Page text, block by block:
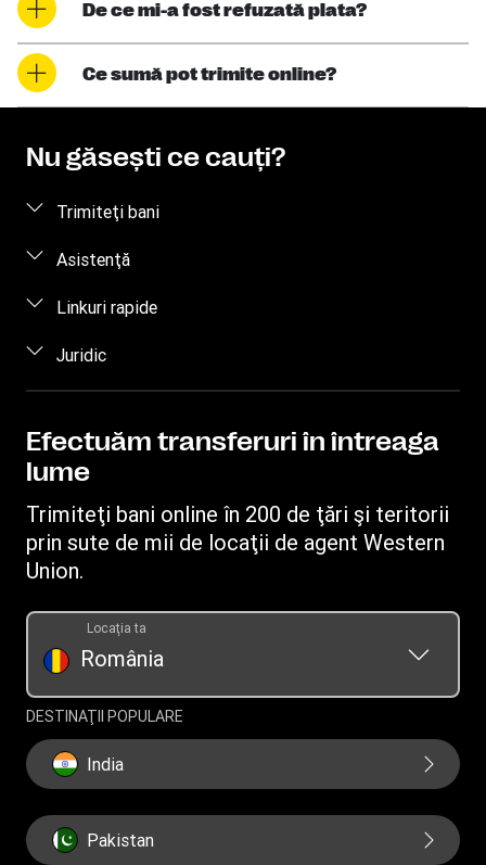
De ce mi-a fost refuzată plata?
Ce sumă pot trimite online?
Nu găseşti ce cauţi?
Trimiteţi bani
Trimiteţi bani online
Asistenţă
Întrebări frecvente
Linkuri rapide
Conectare / Înregistrare
Deveniţi agent
Urmăriţi un transfer
Juridic
Declaraţie de confidenţialitate
Termeni şi condiţii
Efectuăm transferuri în întreaga
lume
Trimiteţi bani online în 200 de ţări şi teritorii
prin sute de mii de locaţii de agent Western
Union.
România
Locaţia ta
DESTINAŢII POPULARE
India
Pakistan